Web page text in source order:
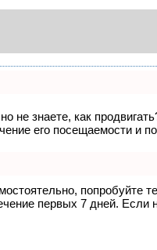
не знаете, как
его посещаемости и
попробуйте
первых 7 дней. Если